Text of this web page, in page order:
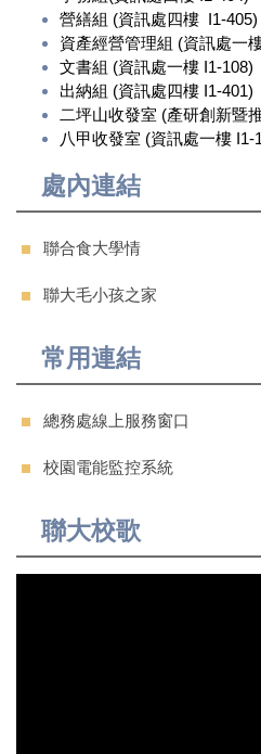
營繕組 (資訊處四樓 I1-405)
資產經營管理組 (資訊處一
文書組 (資訊處一樓 I1-108)
出納組 (資訊處四樓 I1-401)
二坪山收發室 (產研創新暨
八甲收發室 (資訊處一樓 I1-
處內連結
聯合食大學情
聯大毛小孩之家
常用連結
總務處線上服務窗口
校園電能監控系統
聯大校歌